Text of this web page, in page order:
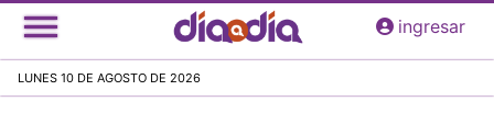
Pasar
al
principal
ingresar
LUNES 10 DE AGOSTO DE 2026